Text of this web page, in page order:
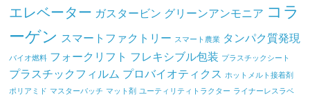
エレベーター ガスタービン グリーンアンモニア コラ
ーゲン スマートファクトリー スマート農業 タンパク質発現
バイオ燃料 フォークリフト フレキシブル包装 プラスチックシート
プラスチックフィルム プロバイオティクス ホットメルト接着剤
ポリアミド マスターバッチ マット剤 ユーティリティトラクター ライナーレスラベ